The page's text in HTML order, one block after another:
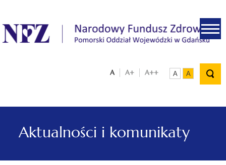
.
A A+ A++ A A
Aktualności i komunikaty